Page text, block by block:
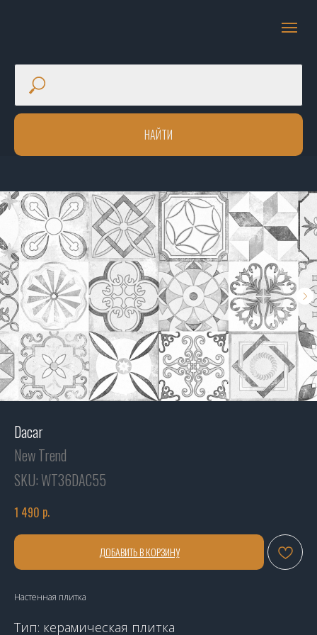
НАЙТИ
Dacar
New Trend
SKU: WT36DAC55
1 490 р.
ДОБАВИТЬ В КОРЗИНУ
Настенная плитка
Тип: керамическая плитка